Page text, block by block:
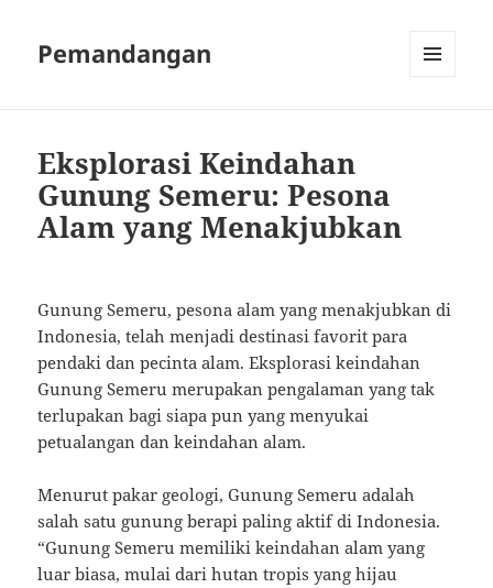
Pemandangan
Eksplorasi Keindahan
Gunung Semeru: Pesona
Alam yang Menakjubkan
Gunung Semeru, pesona alam yang menakjubkan di
Indonesia, telah menjadi destinasi favorit para
pendaki dan pecinta alam. Eksplorasi keindahan
Gunung Semeru merupakan pengalaman yang tak
terlupakan bagi siapa pun yang menyukai
petualangan dan keindahan alam.
Menurut pakar geologi, Gunung Semeru adalah
salah satu gunung berapi paling aktif di Indonesia.
“Gunung Semeru memiliki keindahan alam yang
luar biasa, mulai dari hutan tropis yang hijau